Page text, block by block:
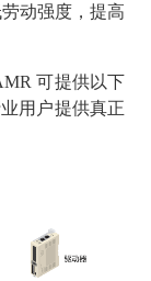
动强度，提高
可提供以下
用户提供真正